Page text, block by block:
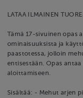
LATAA ILMAINEN
Tämä 17-sivuinen opas
ominaisuuksista ja
paastotessa, jolloin
entisestään. Opas
aloittamiseen.
Sisältää: - Mehut arjen